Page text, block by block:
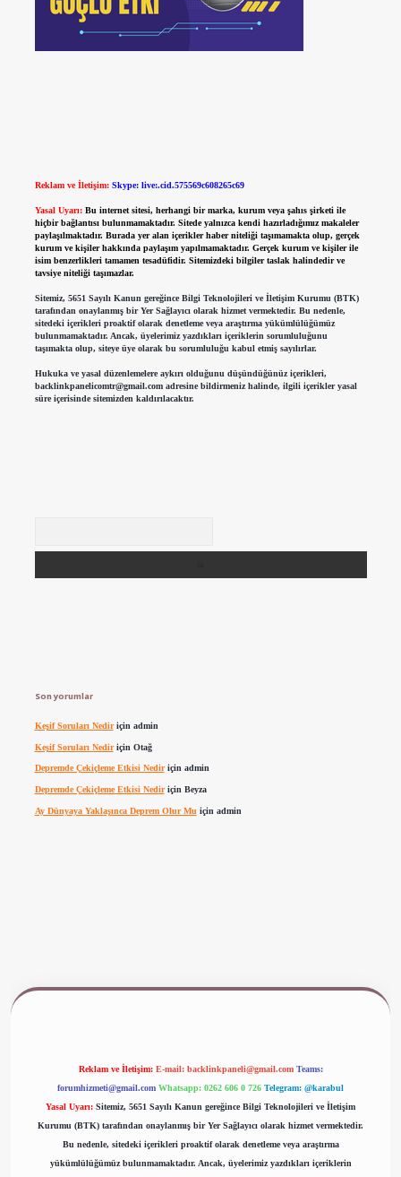
Reklam ve İletişim: Skype: live:.cid.575569c608265c69
Yasal Uyarı: Bu internet sitesi, herhangi bir marka, kurum veya şahıs şirketi ile
hiçbir bağlantısı bulunmamaktadır. Sitede yalnızca kendi hazırladığımız makaleler
paylaşılmaktadır. Burada yer alan içerikler haber niteliği taşımamakta olup, gerçek
kurum ve kişiler hakkında paylaşım yapılmamaktadır. Gerçek kurum ve kişiler ile
isim benzerlikleri tamamen tesadüfidir. Sitemizdeki bilgiler taslak halindedir ve
tavsiye niteliği taşımazlar.
Sitemiz, 5651 Sayılı Kanun gereğince Bilgi Teknolojileri ve İletişim Kurumu (BTK)
tarafından onaylanmış bir Yer Sağlayıcı olarak hizmet vermektedir. Bu nedenle,
sitedeki içerikleri proaktif olarak denetleme veya araştırma yükümlülüğümüz
bulunmamaktadır. Ancak, üyelerimiz yazdıkları içeriklerin sorumluluğunu
taşımakta olup, siteye üye olarak bu sorumluluğu kabul etmiş sayılırlar.
Hukuka ve yasal düzenlemelere aykırı olduğunu düşündüğünüz içerikleri,
backlinkpanelicomtr@gmail.comadresine bildirmeniz halinde, ilgili içerikler yasal
süre içerisinde sitemizden kaldırılacaktır.
Son yorumlar
Keşif Soruları Nediriçin admin
Keşif Soruları Nediriçin Otağ
Depremde Çekiçleme Etkisi Nediriçin admin
Depremde Çekiçleme Etkisi Nediriçin Beyza
Ay Dünyaya Yaklaşınca Deprem Olur Mu için admin
Reklam ve İletişim: E-mail: backlinkpaneli@gmail.com Teams:
forumhizmeti@gmail.com Whatsapp: 0262 606 0 726 Telegram: @karabul
Yasal Uyarı: Sitemiz, 5651 Sayılı Kanun gereğince Bilgi Teknolojileri ve İletişim
Kurumu (BTK) tarafından onaylanmış bir Yer Sağlayıcı olarak hizmet vermektedir.
Bu nedenle, sitedeki içerikleri proaktif olarak denetleme veya araştırma
yükümlülüğümüz bulunmamaktadır. Ancak, üyelerimiz yazdıkları içeriklerin